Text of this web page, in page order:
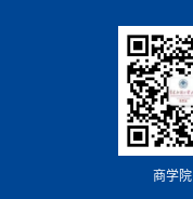
商学院